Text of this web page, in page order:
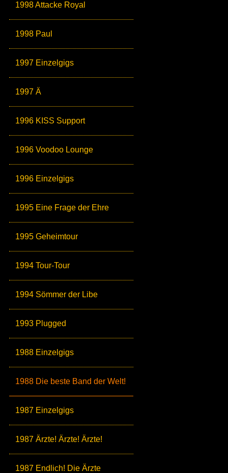
1998 Attacke Royal
1998 Paul
1997 Einzelgigs
1997 Ä
1996 KISS Support
1996 Voodoo Lounge
1996 Einzelgigs
1995 Eine Frage der Ehre
1995 Geheimtour
1994 Tour-Tour
1994 Sömmer der Libe
1993 Plugged
1988 Einzelgigs
1988 Die beste Band der Welt!
1987 Einzelgigs
1987 Ärzte! Ärzte! Ärzte!
1987 Endlich! Die Ärzte